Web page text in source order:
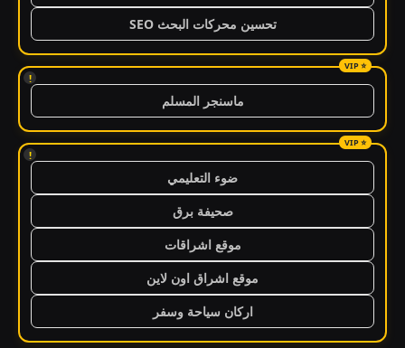
تحسين محركات البحث SEO
!
ماسنجر المسلم
!
ضوء التعليمي
صحيفة برق
موقع اشراقات
موقع اشراق اون لاين
اركان سياحة وسفر